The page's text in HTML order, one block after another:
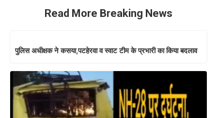
Read More Breaking News
पुलिस अधीक्षक ने कसया,पटहेरवा व स्वाट टीम के प्रभारी का किया बदलाव